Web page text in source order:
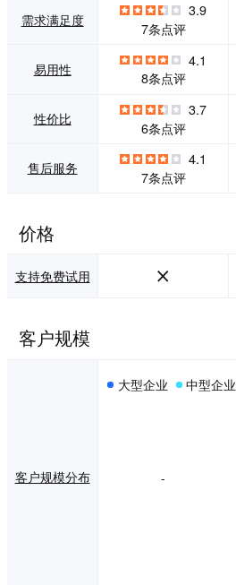
需求满足度
3.9
7条点评
易用性
4.1
8条点评
性价比
3.7
6条点评
售后服务
4.1
7条点评
价格
支持免费试用
客户规模
客户规模分布
大型企业 中型企业
-